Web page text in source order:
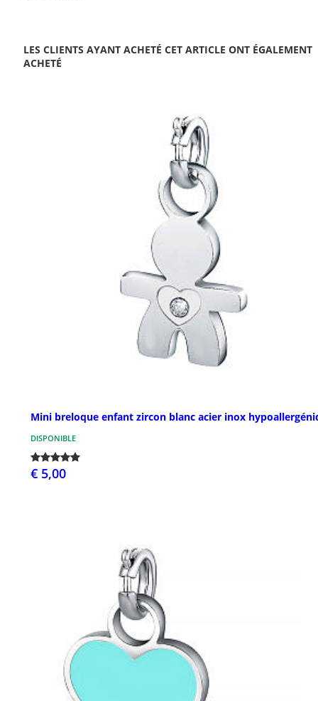
LES CLIENTS AYANT ACHETÉ CET ARTICLE ONT ÉGALEMENT
ACHETÉ
Mini breloque enfant zircon blanc acier inox
DISPONIBLE
€ 5,00